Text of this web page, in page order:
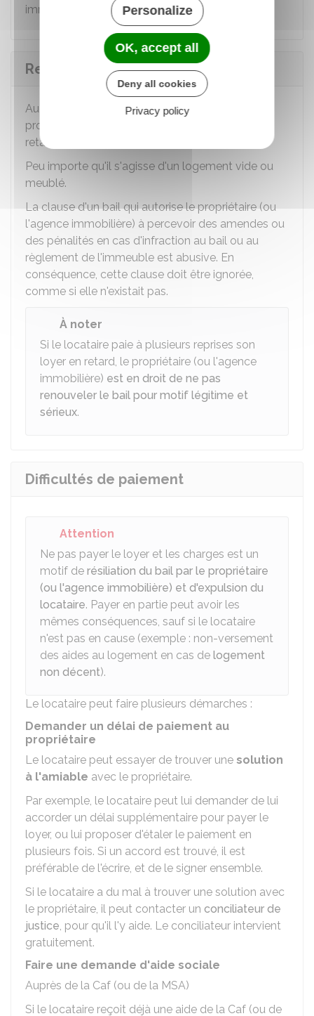
immobilière) doit lui remettre un reçu.
Retard de paiement
Aucuns frais ne peuvent être facturés par le
propriétaire (ou l'agence immobilière) en cas de
retard de paiement.
Peu importe qu'il s'agisse d'un logement vide ou
meublé.
La clause d'un bail qui autorise le propriétaire (ou
l'agence immobilière) à percevoir des amendes ou
des pénalités en cas d'infraction au bail ou au
règlement de l'immeuble est abusive. En
conséquence, cette clause doit être ignorée,
comme si elle n'existait pas.
À noter
Si le locataire paie à plusieurs reprises son
loyer en retard, le propriétaire (ou l'agence
immobilière) est en droit de ne pas
renouveler le bail pour motif légitime et
sérieux.
Difficultés de paiement
Attention
Ne pas payer le loyer et les charges est un
motif de résiliation du bail par le propriétaire
(ou l'agence immobilière) et d'expulsion du
locataire. Payer en partie peut avoir les
mêmes conséquences, sauf si le locataire
n'est pas en cause (exemple : non-versement
des aides au logement en cas de logement
non décent).
Le locataire peut faire plusieurs démarches :
Demander un délai de paiement au
propriétaire
Le locataire peut essayer de trouver une solution
à l'amiable avec le propriétaire.
Par exemple, le locataire peut lui demander de lui
accorder un délai supplémentaire pour payer le
loyer, ou lui proposer d'étaler le paiement en
plusieurs fois. Si un accord est trouvé, il est
préférable de l'écrire, et de le signer ensemble.
Si le locataire a du mal à trouver une solution avec
le propriétaire, il peut contacter un conciliateur de
justice, pour qu'il l'y aide. Le conciliateur intervient
gratuitement.
Faire une demande d'aide sociale
Auprès de la Caf (ou de la MSA)
Si le locataire reçoit déjà une aide de la Caf (ou de
Personalize
OK, accept all
Deny all cookies
Privacy policy